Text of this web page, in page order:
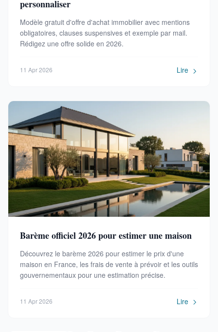
personnaliser
Modèle gratuit d'offre d'achat immobilier avec mentions
obligatoires, clauses suspensives et exemple par mail.
Rédigez une offre solide en 2026.
11 Apr 2026 Lire
Barème officiel 2026 pour estimer une maison
Découvrez le barème 2026 pour estimer le prix d'une
maison en France, les frais de vente à prévoir et les outils
gouvernementaux pour une estimation précise.
11 Apr 2026 Lire